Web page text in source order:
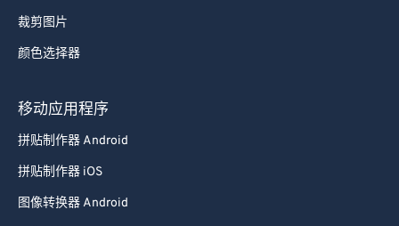
裁剪图片
颜色选择器
移动应用程序
拼贴制作器 Android
拼贴制作器 iOS
图像转换器 Android